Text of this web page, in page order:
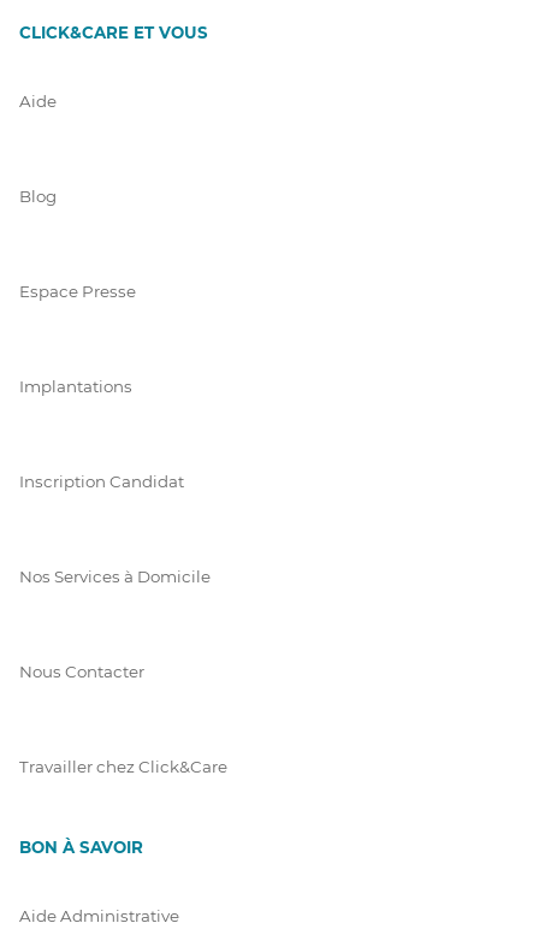
CLICK&CARE ET VOUS
Aide
Blog
Espace Presse
Implantations
Inscription Candidat
Nos Services à Domicile
Nous Contacter
Travailler chez Click&Care
BON À SAVOIR
Aide Administrative